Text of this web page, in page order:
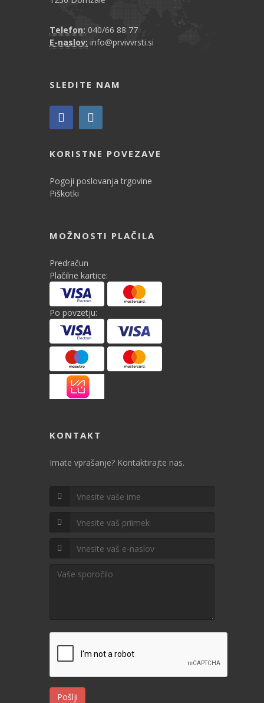
Telefon: 040/66 88 77
E-naslov: info@prvivvrsti.si
SLEDITE NAM
KORISTNE POVEZAVE
Pogoji poslovanja trgovine
Piškotki
MOŽNOSTI PLAČILA
Predračun
Plačilne kartice:
Po povzetju:
KONTAKT
Imate vprašanje? Kontaktirajte nas.
Pošlji